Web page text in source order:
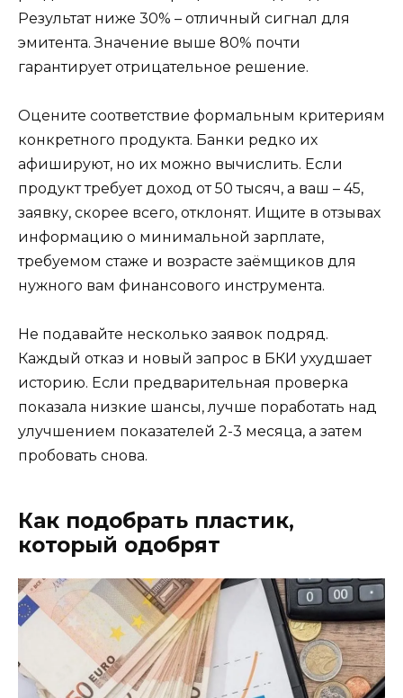
Результат ниже 30% – отличный сигнал для
эмитента. Значение выше 80% почти
гарантирует отрицательное решение.
Оцените соответствие формальным критериям
конкретного продукта. Банки редко их
афишируют, но их можно вычислить. Если
продукт требует доход от 50 тысяч, а ваш – 45,
заявку, скорее всего, отклонят. Ищите в отзывах
информацию о минимальной зарплате,
требуемом стаже и возрасте заёмщиков для
нужного вам финансового инструмента.
Не подавайте несколько заявок подряд.
Каждый отказ и новый запрос в БКИ ухудшает
историю. Если предварительная проверка
показала низкие шансы, лучше поработать над
улучшением показателей 2-3 месяца, а затем
пробовать снова.
Как подобрать пластик,
который одобрят